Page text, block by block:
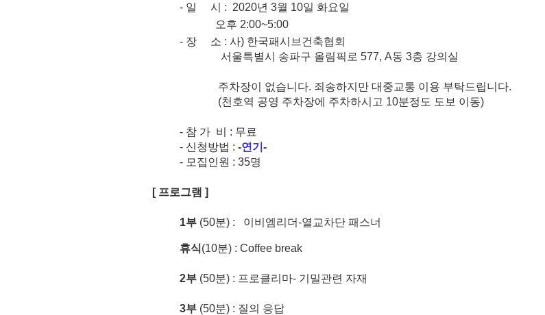
- 일 시 : 2020년 3월 10일 화요일
오후 2:00~5:00
- 장 소 : 사) 한국패시브건축협회
서울특별시 송파구 올림픽로 577, A동 3층 강의실
주차장이 없습니다. 죄송하지만 대중교통 이용 부탁드립니다.
(천호역 공영 주차장에 주차하시고 10분정도 도보 이동)
- 참 가 비 : 무료
- 신청방법 : -연기-
- 모집인원 : 35명
[ 프로그램 ]
1부 (50분) : 이비엠리더-열교차단 패스너
휴식(10분) : Coffee break
2부 (50분) : 프로클리마- 기밀관련 자재
3부 (50분) : 질의 응답